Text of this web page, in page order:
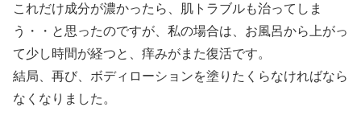
これだけ成分が濃かったら、肌トラブルも治ってしま
う・・と思ったのですが、私の場合は、お風呂から上がっ
て少し時間が経つと、痒みがまた復活です。
結局、再び、ボディローションを塗りたくらなければなら
なくなりました。